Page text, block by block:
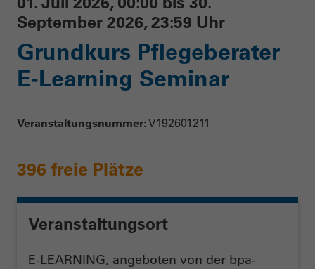
September 2026, 23:59 Uhr
Grundkurs Pflegeberater
E-Learning Seminar
Veranstaltungsnummer: V192601211
396 freie Plätze
Veranstaltungsort
E-LEARNING, angeboten von der bpa-